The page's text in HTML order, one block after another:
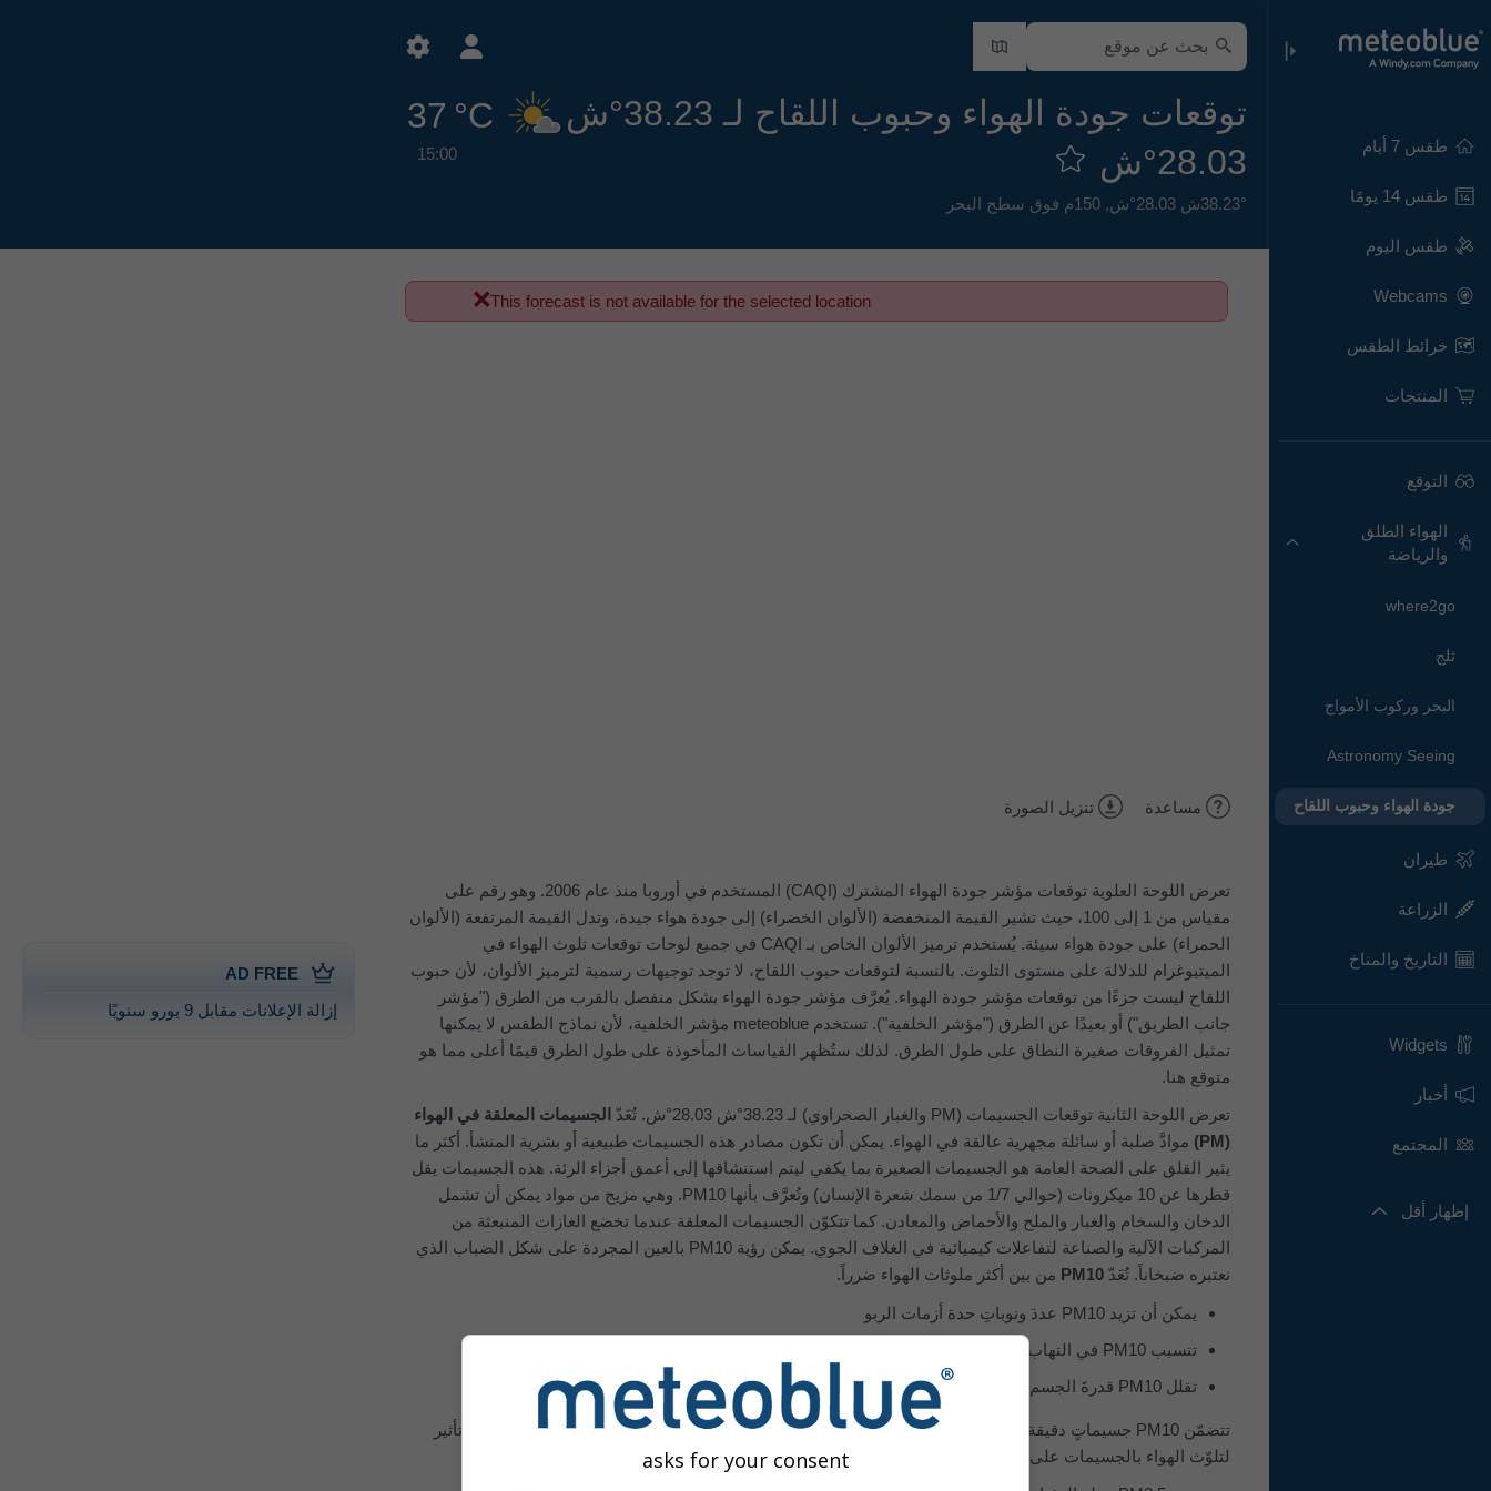
طقس 7 أيام
طقس 14 يومًا
طقس اليوم
Webcams
خرائط الطقس
المنتجات
التوقع
الهواء الطلق
والرياضة
where2go
ثلج
البحر وركوب الأمواج
Astronomy Seeing
جودة الهواء وحبوب اللقاح
طيران
الزراعة
التاريخ والمناخ
Widgets
أخبار
المجتمع
إظهار أقل
توقعات جودة الهواء وحبوب اللقاح لـ 38.23°ش
28.03°ش
38.23°ش 28.03°ش, 150م فوق سطح البحر
37 °C
15:00
AD FREE
إزالة الإعلانات مقابل 9 يورو سنويًا
This forecast is not available for the selected location
مساعدة تنزيل الصورة
تعرض اللوحة العلوية توقعات مؤشر جودة الهواء المشترك (CAQI) المستخدم في أوروبا منذ عام 2006. وهو رقم على
مقياس من 1 إلى 100، حيث تشير القيمة المنخفضة (الألوان الخضراء) إلى جودة هواء جيدة، وتدل القيمة المرتفعة (الألوان
الحمراء) على جودة هواء سيئة. يُستخدم ترميز الألوان الخاص بـ CAQI في جميع لوحات توقعات تلوث الهواء في
الميتيوغرام للدلالة على مستوى التلوث. بالنسبة لتوقعات حبوب اللقاح، لا توجد توجيهات رسمية لترميز الألوان، لأن حبوب
اللقاح ليست جزءًا من توقعات مؤشر جودة الهواء. يُعرَّف مؤشر جودة الهواء بشكل منفصل بالقرب من الطرق ("مؤشر
جانب الطريق") أو بعيدًا عن الطرق ("مؤشر الخلفية"). تستخدم meteoblue مؤشر الخلفية، لأن نماذج الطقس لا يمكنها
تمثيل الفروقات صغيرة النطاق على طول الطرق. لذلك ستُظهر القياسات المأخوذة على طول الطرق قيمًا أعلى مما هو
متوقع هنا.
تعرض اللوحة الثانية توقعات الجسيمات (PM والغبار الصحراوي) لـ 38.23°ش 28.03°ش. تُعَدّ
الجسيمات المعلقة في الهواء
(PM)
موادَّ صلبة أو سائلة مجهرية عالقة في الهواء. يمكن أن تكون مصادر هذه الجسيمات طبيعية أو بشرية المنشأ. أكثر ما
يثير القلق على الصحة العامة هو الجسيمات الصغيرة بما يكفي ليتم استنشاقها إلى أعمق أجزاء الرئة. هذه الجسيمات يقل
قطرها عن 10 ميكرونات (حوالي 1/7 من سمك شعرة الإنسان) وتُعرَّف بأنها PM10. وهي مزيج من مواد يمكن أن تشمل
الدخان والسخام والغبار والملح والأحماض والمعادن. كما تتكوّن الجسيمات المعلقة عندما تخضع الغازات المنبعثة من
المركبات الآلية والصناعة لتفاعلات كيميائية في الغلاف الجوي. يمكن رؤية PM10 بالعين المجردة على شكل الضباب الذي
نعتبره ضبخاناً. تُعَدّ PM10 من بين أكثر ملوثات الهواء ضرراً.
يمكن أن تزيد PM10 عددَ ونوباتِ حدة أزمات الربو
تتسبب PM10 في التهاب القصبات الهوائية وأمراض الرئة الأخرى أو تفاقمها
تقلل PM10 قدرةَ الجسم على مقاومة العدوى
تتضمّن PM10 جسيماتٍ دقيقة تُعرَف باسم PM2.5، وهي جسيمات دقيقة يبلغ قطرها 2.5 μm أو أقل. يُعتقَد أن أكبر تأثير
لتلوّث الهواء بالجسيمات على الصحة العامة ينجم عن التعرّض طويل الأمد لـ PM2.5:
asks for your consent